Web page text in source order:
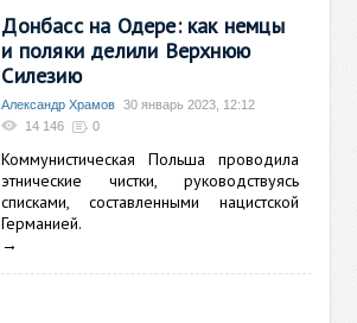
Донбасс на Одере: как немцы
и поляки делили Верхнюю
Силезию
Александр Храмов
30 январь 2023, 12:12
14 146
0
Коммунистическая Польша проводила
этнические чистки, руководствуясь
списками, составленными нацистской
Германией.
→